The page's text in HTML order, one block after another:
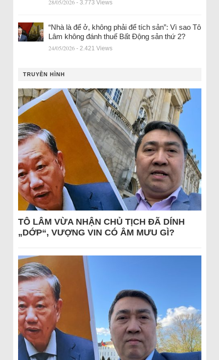
28/05/2026 - 3.773 Views
“Nhà là để ở, không phải để tích sản”: Vì sao Tô
Lâm không đánh thuế Bất Động sản thứ 2?
24/05/2026 - 2.421 Views
TRUYỀN HÌNH
TÔ LÂM VỪA NHẬN CHỦ TỊCH ĐÃ DÍNH
„DỚP“, VƯỢNG VIN CÓ ÂM MƯU GÌ?